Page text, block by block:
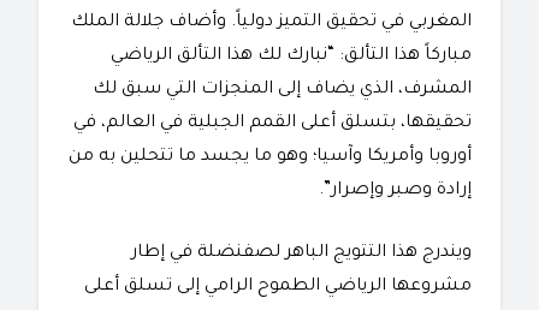
المغربي في تحقيق التميز دولياً. وأضاف جلالة الملك
مباركاً هذا التألق: “نبارك لك هذا التألق الرياضي
المشرف، الذي يضاف إلى المنجزات التي سبق لك
تحقيقها، بتسلق أعلى القمم الجبلية في العالم، في
أوروبا وأمريكا وآسيا؛ وهو ما يجسد ما تتحلين به من
إرادة وصبر وإصرار”.
​ويندرج هذا التتويج الباهر لصفنضلة في إطار
مشروعها الرياضي الطموح الرامي إلى تسلق أعلى